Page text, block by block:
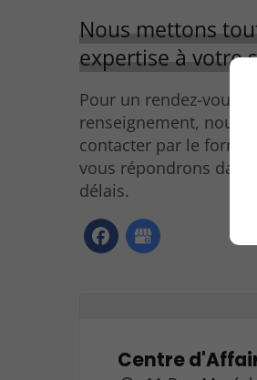
Nous mettons
expertise à votre
Pour un rendez-vous,
renseignement, nous
contacter par le
vous répondrons
délais.
Centre